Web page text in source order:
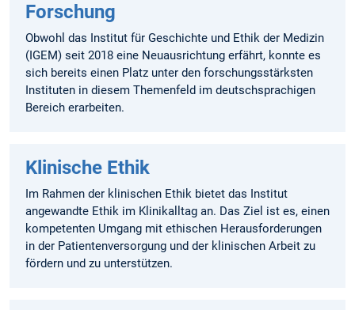
Forschung
Obwohl das Institut für Geschichte und Ethik der Medizin
(IGEM) seit 2018 eine Neuausrichtung erfährt, konnte es
sich bereits einen Platz unter den forschungsstärksten
Instituten in diesem Themenfeld im deutschsprachigen
Bereich erarbeiten.
Klinische Ethik
Im Rahmen der klinischen Ethik bietet das Institut
angewandte Ethik im Klinikalltag an. Das Ziel ist es, einen
kompetenten Umgang mit ethischen Herausforderungen
in der Patientenversorgung und der klinischen Arbeit zu
fördern und zu unterstützen.